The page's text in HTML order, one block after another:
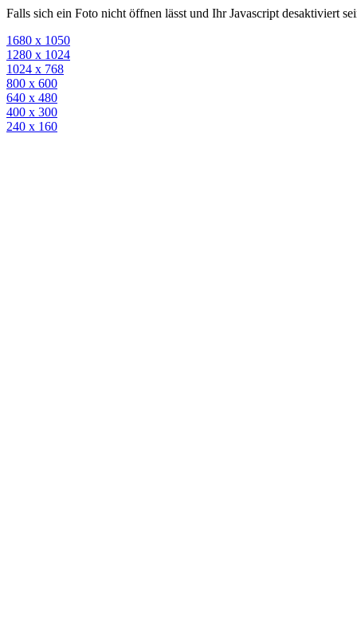
Falls sich ein Foto nicht öffnen lässt und Ihr Javascript desaktiviert
1680 x 1050
1280 x 1024
1024 x 768
800 x 600
640 x 480
400 x 300
240 x 160